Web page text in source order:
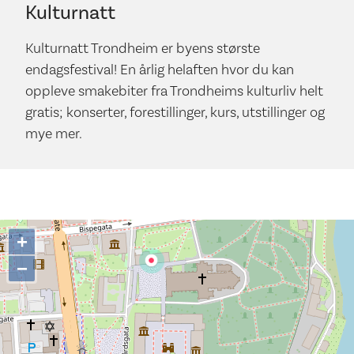
Kulturnatt
Kulturnatt Trondheim er byens største
endagsfestival! En årlig helaften hvor du kan
oppleve smakebiter fra Trondheims kulturliv helt
gratis; konserter, forestillinger, kurs, utstillinger og
mye mer.
+
−